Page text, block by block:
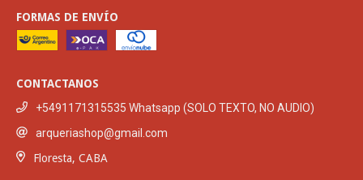
FORMAS DE ENVÍO
CONTACTANOS
+5491171315535 Whatsapp (SOLO TEXTO, NO AUDIO)
arqueriashop@gmail.com
Floresta, CABA